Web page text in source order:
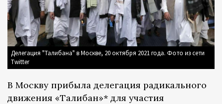
Делегация "Талибана" в Москве, 20 октября 2021 года. Фото из сети
Twitter
В Москву прибыла делегация радикального
движения «Талибан»* для участия